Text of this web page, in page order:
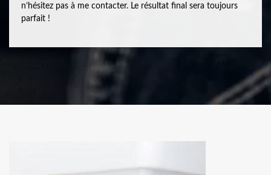
n’hésitez pas à me contacter. Le résultat final sera toujours
parfait !